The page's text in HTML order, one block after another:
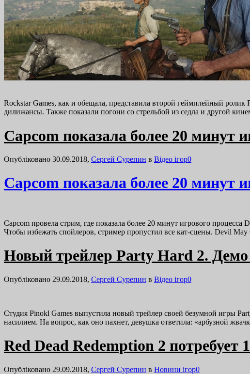
Rockstar Games, как и обещала, представила второй геймплейный
дилижансы. Также показали погони со стрельбой из седла и другой
Capcom показала более 20 минут
Опубліковано 30.09.2018, Сергей Сурепин в Відео ігор0
Capcom показала более 20 минут
Capcom провела стрим, где показала более 20 минут игрового
Чтобы избежать спойлеров, стример пропустил все кат-сцены. Devil
Новый трейлер Party Hard 2. Демо
Опубліковано 29.09.2018, Сергей Сурепин в Відео ігор0
Студия Pinokl Games выпустила новый трейлер своей безумной игры
насилием. На вопрос, как оно пахнет, девушка ответила: «арбузной
Red Dead Redemption 2 потребует
Опубліковано 29.09.2018, Сергей Сурепин в Новини ігор0